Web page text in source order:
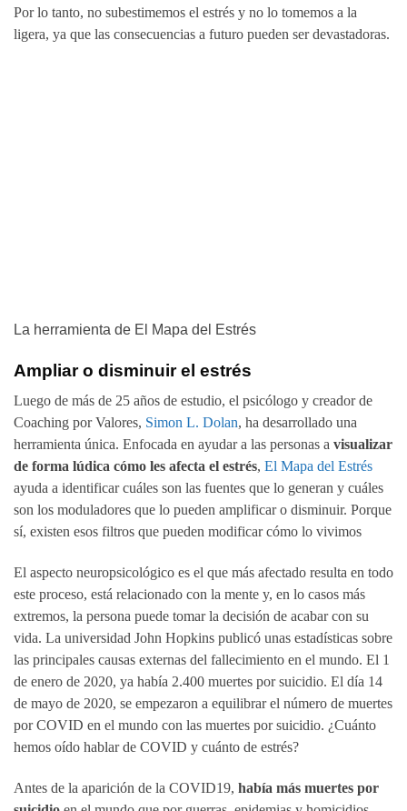
Por lo tanto, no subestimemos el estrés y no lo tomemos a la
ligera, ya que las consecuencias a futuro pueden ser devastadoras.
La herramienta de El Mapa del Estrés
Ampliar o disminuir el estrés
Luego de más de 25 años de estudio, el psicólogo y creador de
Coaching por Valores, Simon L. Dolan, ha desarrollado una
herramienta única. Enfocada en ayudar a las personas a visualizar
de forma lúdica cómo les afecta el estrés, El Mapa del Estrés
ayuda a identificar cuáles son las fuentes que lo generan y cuáles
son los moduladores que lo pueden amplificar o disminuir. Porque
sí, existen esos filtros que pueden modificar cómo lo vivimos
El aspecto neuropsicológico es el que más afectado resulta en todo
este proceso, está relacionado con la mente y, en lo casos más
extremos, la persona puede tomar la decisión de acabar con su
vida. La universidad John Hopkins publicó unas estadísticas sobre
las principales causas externas del fallecimiento en el mundo. El 1
de enero de 2020, ya había 2.400 muertes por suicidio. El día 14
de mayo de 2020, se empezaron a equilibrar el número de muertes
por COVID en el mundo con las muertes por suicidio. ¿Cuánto
hemos oído hablar de COVID y cuánto de estrés?
Antes de la aparición de la COVID19, había más muertes por